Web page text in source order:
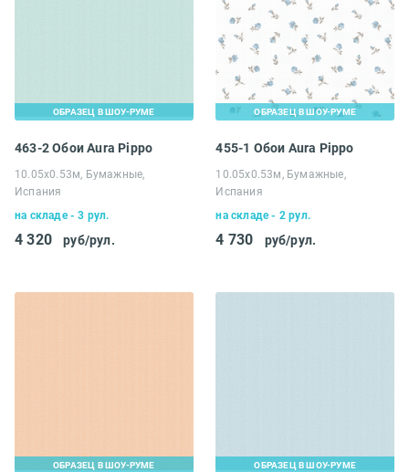
ОБРАЗЕЦ В ШОУ-РУМЕ
463-2 Обои Aura Pippo
10.05х0.53м, Бумажные,
Испания
на складе - 3 рул.
4 320 руб/рул.
ОБРАЗЕЦ В ШОУ-РУМЕ
455-1 Обои Aura Pippo
10.05х0.53м, Бумажные,
Испания
на складе - 2 рул.
4 730 руб/рул.
ОБРАЗЕЦ В ШОУ-РУМЕ ОБРАЗЕЦ В ШОУ-РУМЕ